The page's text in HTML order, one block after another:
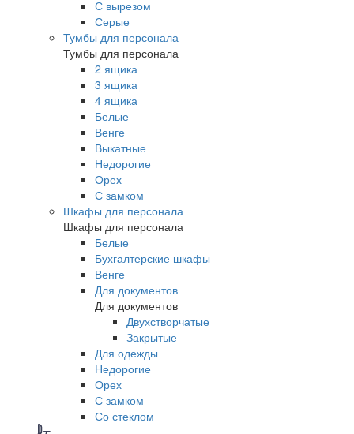
С вырезом
Серые
Тумбы для персонала
Тумбы для персонала
2 ящика
3 ящика
4 ящика
Белые
Венге
Выкатные
Недорогие
Орех
С замком
Шкафы для персонала
Шкафы для персонала
Белые
Бухгалтерские шкафы
Венге
Для документов
Для документов
Двухстворчатые
Закрытые
Для одежды
Недорогие
Орех
С замком
Со стеклом